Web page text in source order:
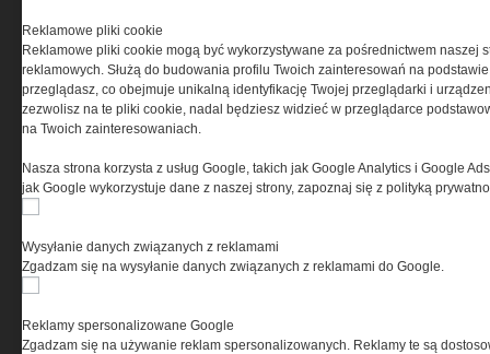
urządzeniu końcowym. W każdym momencie możesz
dokonać zmiany ustawień przeglądarki dotyczących
cookies. Nim Państwo zaczną korzystać z naszego
serwisu prosimy o zapoznanie się z nasząpolityką
prywatnościorazinformacją o cookies.
wyłącznie na zasadach określonych w Zasadach korzystania z serwisu.
Special-Ops
Reklamowe pliki cookie
Reklamowe pliki cookie mogą być wykorzystywane za pośrednictwem naszej
reklamowych. Służą do budowania profilu Twoich zainteresowań na
przeglądasz, co obejmuje unikalną identyfikację Twojej przeglądarki i
zezwolisz na te pliki cookie, nadal będziesz widzieć w przeglądarce
na Twoich zainteresowaniach.
Nasza strona korzysta z usług Google, takich jak Google Analytics i Google
jak Google wykorzystuje dane z naszej strony, zapoznaj się z polityką
Wysyłanie danych związanych z reklamami
Zgadzam się na wysyłanie danych związanych z reklamami do Google.
Reklamy spersonalizowane Google
Zgadzam się na używanie reklam spersonalizowanych. Reklamy te są